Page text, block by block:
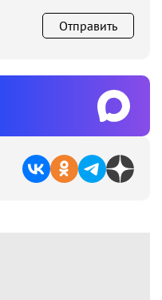
Отправить